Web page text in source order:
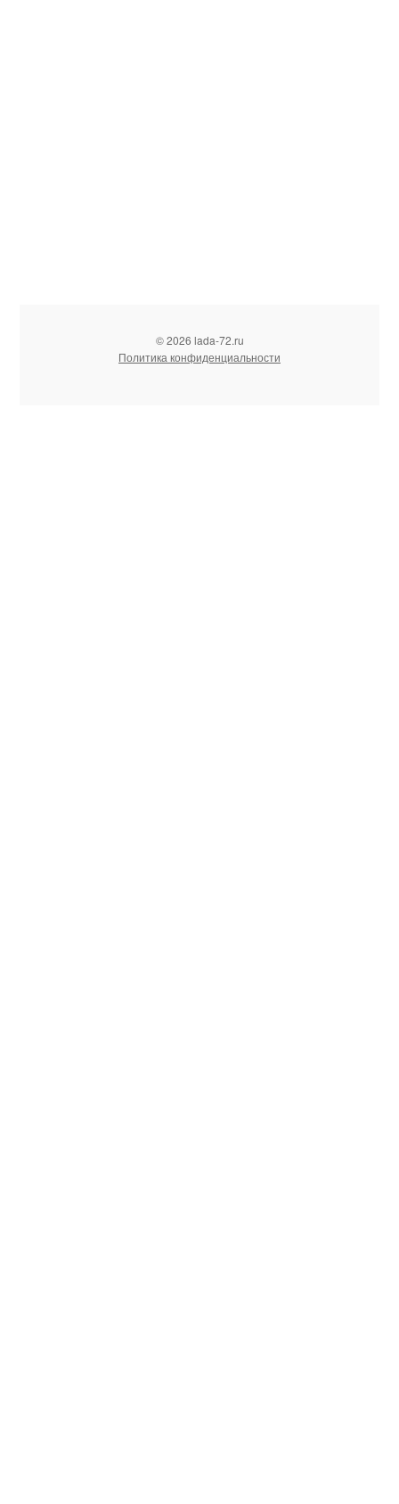
© 2026 lada-72.ru
Политика конфиденциальности